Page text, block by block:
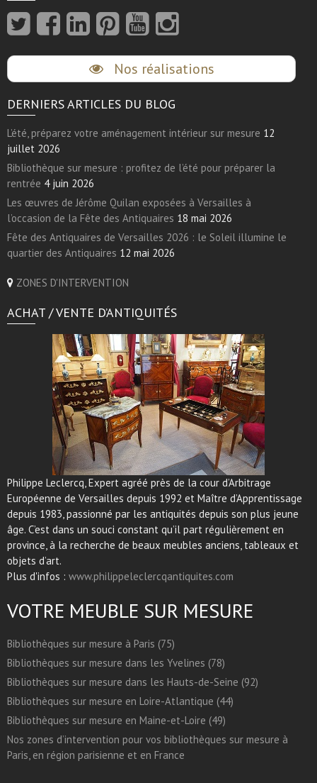
Nos réalisations
DERNIERS ARTICLES DU BLOG
L’été, préparez votre aménagement intérieur sur mesure 12
juillet 2026
Bibliothèque sur mesure : profitez de l’été pour préparer la
rentrée 4 juin 2026
Les œuvres de Jérôme Quilan exposées à Versailles à
l’occasion de la Fête des Antiquaires 18 mai 2026
Fête des Antiquaires de Versailles 2026 : le Soleil illumine le
quartier des Antiquaires 12 mai 2026
ZONES D'INTERVENTION
ACHAT / VENTE D’ANTIQUITÉS
Philippe Leclercq, Expert agréé près de la cour d’Arbitrage
Européenne de Versailles depuis 1992 et Maître d’Apprentissage
depuis 1983, passionné par les antiquités depuis son plus jeune
âge. C’est dans un souci constant qu’il part régulièrement en
province, à la recherche de beaux meubles anciens, tableaux et
objets d’art.
Plus d'infos : www.philippeleclercqantiquites.com
VOTRE MEUBLE SUR MESURE
Bibliothèques sur mesure à Paris (75)
Bibliothèques sur mesure dans les Yvelines (78)
Bibliothèques sur mesure dans les Hauts-de-Seine (92)
Bibliothèques sur mesure en Loire-Atlantique (44)
Bibliothèques sur mesure en Maine-et-Loire (49)
Nos zones d’intervention pour vos bibliothèques sur mesure à
Paris, en région parisienne et en France